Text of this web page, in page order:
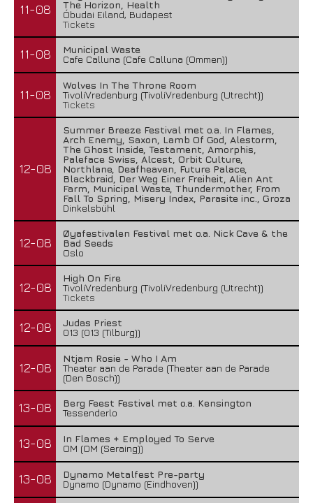
11-08
The Horizon, Health
Óbudai Eiland, Budapest
Tickets
11-08
Municipal Waste
Cafe Calluna (Cafe Calluna (Ommen))
11-08
Wolves In The Throne Room
TivoliVredenburg (TivoliVredenburg (Utrecht))
Tickets
12-08
Summer Breeze Festival met o.a. In Flames,
Arch Enemy, Saxon, Lamb Of God, Alestorm,
The Ghost Inside, Testament, Amorphis,
Paleface Swiss, Alcest, Orbit Culture,
Northlane, Deafheaven, Future Palace,
Blackbraid, Der Weg Einer Freiheit, Alien Ant
Farm, Municipal Waste, Thundermother, From
Fall To Spring, Misery Index, Parasite inc., Groza
Dinkelsbühl
12-08
Øyafestivalen Festival met o.a. Nick Cave & the
Bad Seeds
Oslo
12-08
High On Fire
TivoliVredenburg (TivoliVredenburg (Utrecht))
Tickets
12-08
Judas Priest
013 (013 (Tilburg))
12-08
Ntjam Rosie - Who I Am
Theater aan de Parade (Theater aan de Parade
(Den Bosch))
13-08
Berg Feest Festival met o.a. Kensington
Tessenderlo
13-08
In Flames + Employed To Serve
OM (OM (Seraing))
13-08
Dynamo Metalfest Pre-party
Dynamo (Dynamo (Eindhoven))